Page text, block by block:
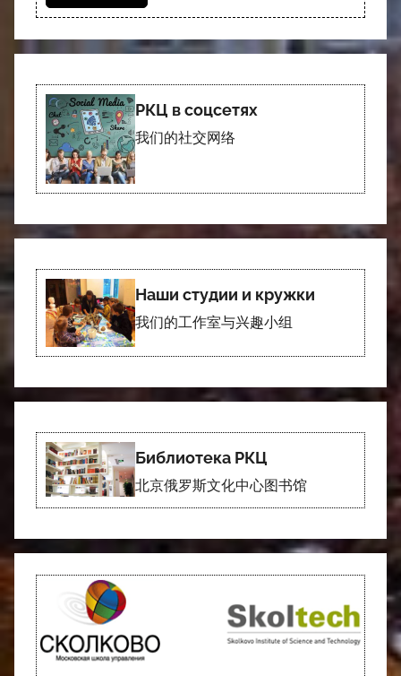
РКЦ в соцсетях
我们的社交网络
Наши студии и кружки
我们的工作室与兴趣小组
Библиотека РКЦ
北京俄罗斯文化中心图书馆